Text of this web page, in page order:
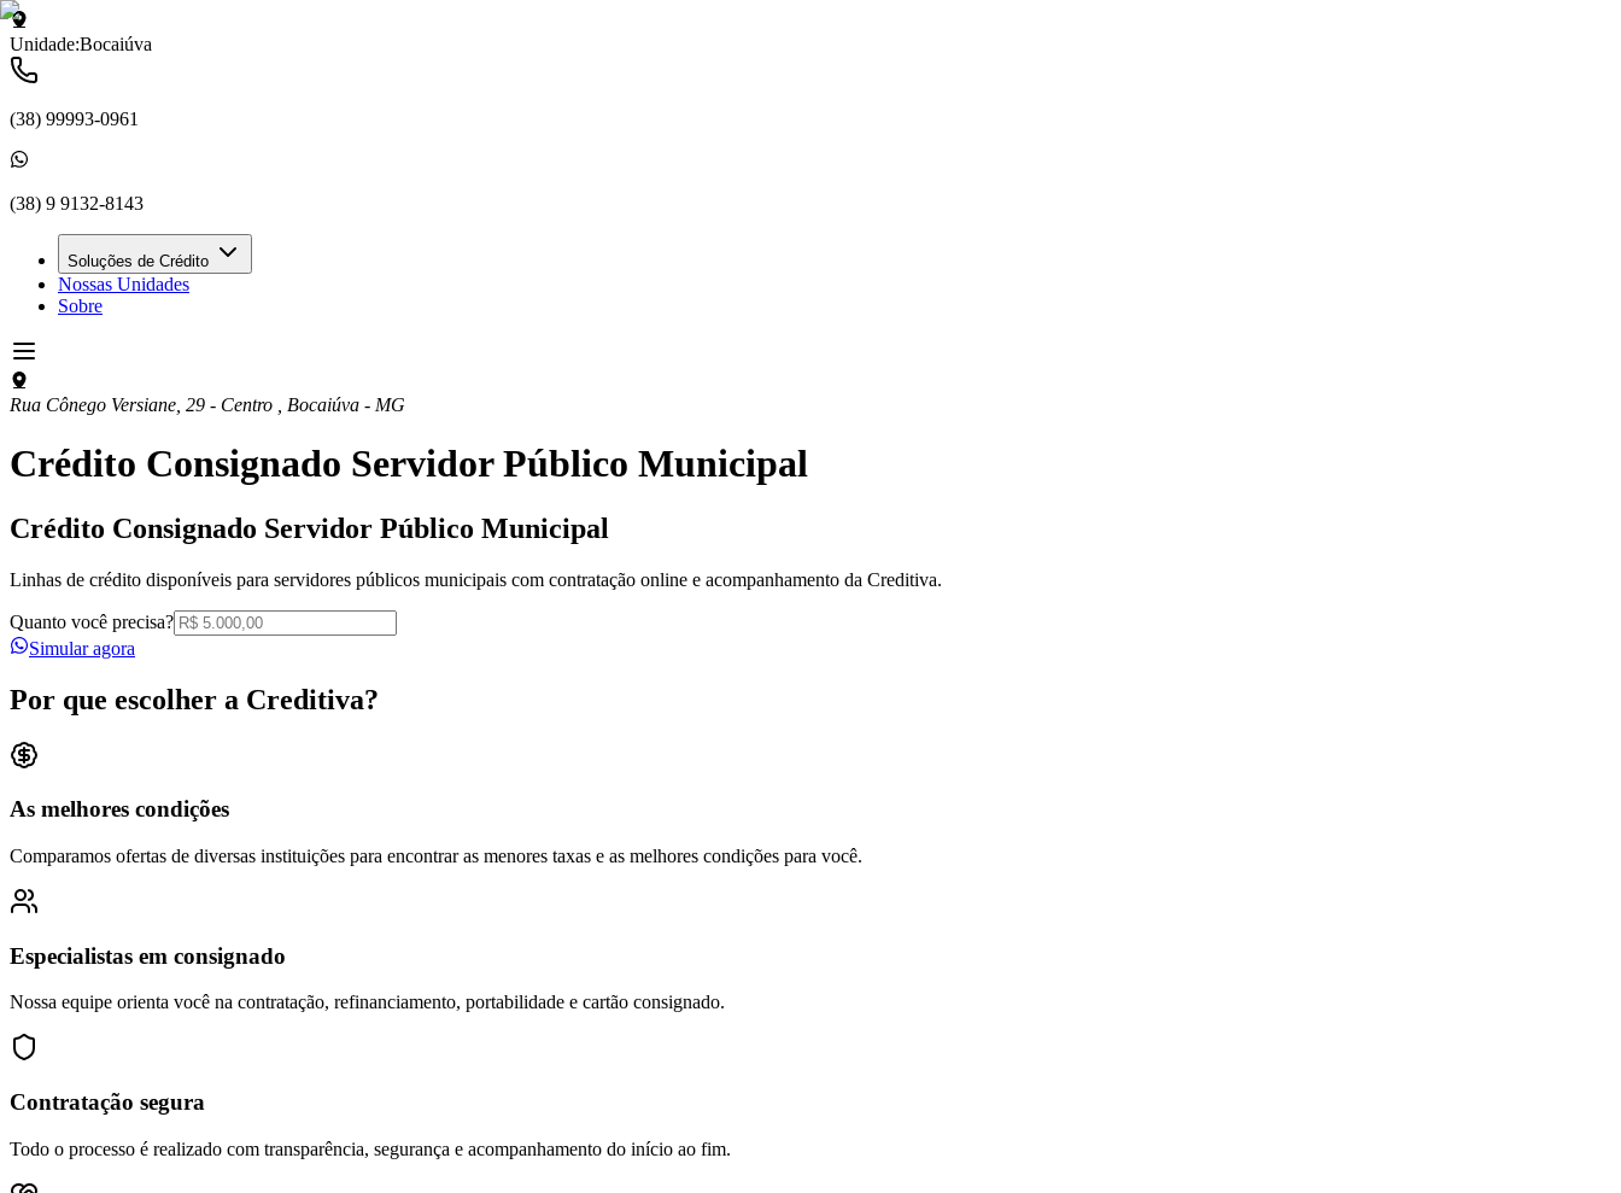
Unidade:Bocaiúva
(38) 99993-0961
(38) 9 9132-8143
Soluções de Crédito
Nossas Unidades
Sobre
Rua Cônego Versiane, 29 - Centro Bocaiúva - MG
Crédito Consignado Servidor Público Municipal
Crédito Consignado Servidor Público Municipal
Linhas de crédito disponíveis para servidores públicos municipais com contratação online e acompanhamento da Creditiva.
Quanto você precisa?
Simular agora
Por que escolher a Creditiva?
As melhores condições
Comparamos ofertas de diversas instituições para encontrar as menores taxas e as melhores condições para você.
Especialistas em consignado
Nossa equipe orienta você na contratação, refinanciamento, portabilidade e cartão consignado.
Contratação segura
Todo o processo é realizado com transparência, segurança e acompanhamento do início ao fim.